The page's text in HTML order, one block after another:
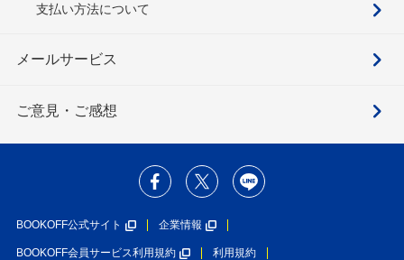
支払い方法について
メールサービス
ご意見・ご感想
BOOKOFF公式サイト 企業情報
BOOKOFF会員サービス利用規約 利用規約